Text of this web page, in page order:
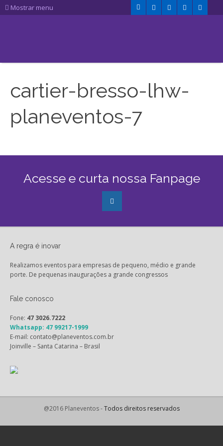
Mostrar menu
cartier-bresso-lhw-
planeventos-7
Acesse e curta nossa Fanpage
A regra é inovar
Realizamos eventos para empresas de pequeno, médio e grande
porte. De pequenas inaugurações a grande congressos
Fale conosco
Fone: 47 3026.7222
Whatsapp: 47 99217-1999
E-mail: contato@planeventos.com.br
Joinville – Santa Catarina – Brasil
@2016 Planeventos -Todos direitos reservados